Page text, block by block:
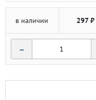
в наличии 297 ₽
-